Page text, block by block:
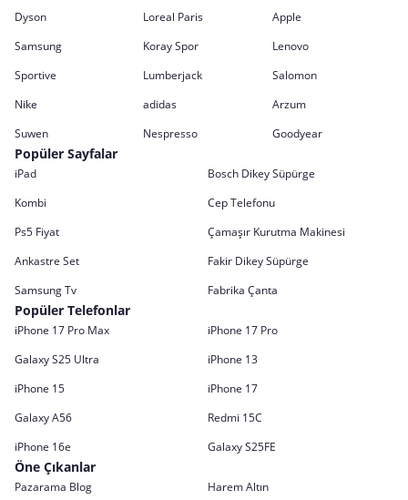
Dyson
Loreal Paris
Apple
Samsung
Koray Spor
Lenovo
Sportive
Lumberjack
Salomon
Nike
adidas
Arzum
Suwen
Nespresso Goodyear
Popüler Sayfalar
iPad
Bosch Dikey Süpürge
Kombi
Cep Telefonu
Ps5 Fiyat
Çamaşır Kurutma Makinesi
Ankastre Set
Fakir Dikey Süpürge
Samsung Tv
Fabrika Çanta
Popüler Telefonlar
iPhone 17 Pro Max
iPhone 17 Pro
Galaxy S25 Ultra
iPhone 13
iPhone 15
iPhone 17
Galaxy A56
Redmi 15C
iPhone 16e
Galaxy S25FE
Öne Çıkanlar
Pazarama Blog
Harem Altın